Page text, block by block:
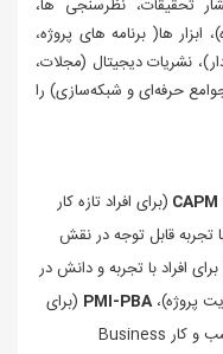
تحقیقات، نظرسنجی‌ ها،
ها( برنامه‌ های پروژه،
نشریات دیجیتال (مجلات،
حرفه‌ای و شبکه‌سازی) را
CAPM (برای افراد تازه کار
تجربه قابل توجه در نقش
افراد باتجربه و دانش در
PMI-PBA
(برای
افرادی با تخصص و تجربه در زمینه تحلیل کسب و کار Business